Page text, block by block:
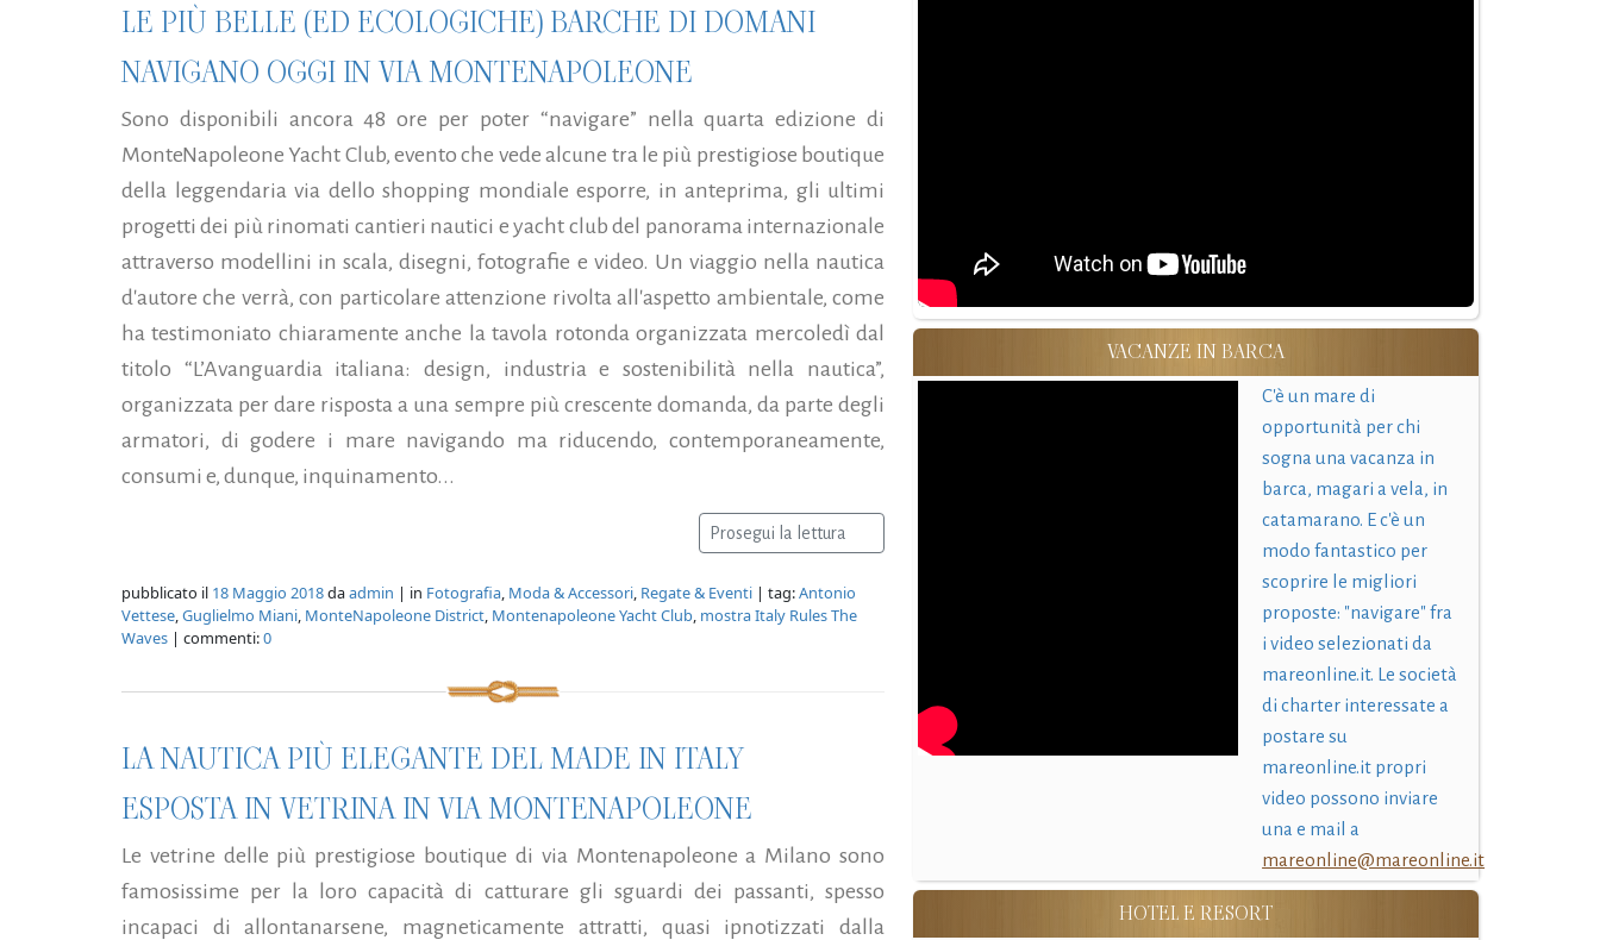
LE PIÙ BELLE (ED ECOLOGICHE) BARCHE DI DOMANI
NAVIGANO OGGI IN VIA MONTENAPOLEONE
Sono disponibili ancora 48 ore per poter “navigare” nella quarta edizione di
MonteNapoleone Yacht Club, evento che vede alcune tra le più prestigiose boutique
della leggendaria via dello shopping mondiale esporre, in anteprima, gli ultimi
progetti dei più rinomati cantieri nautici e yacht club del panorama internazionale
attraverso modellini in scala, disegni, fotografie e video. Un viaggio nella nautica
d'autore che verrà, con particolare attenzione rivolta all'aspetto ambientale, come
ha testimoniato chiaramente anche la tavola rotonda organizzata mercoledì dal
titolo “L’Avanguardia italiana: design, industria e sostenibilità nella nautica”,
organizzata per dare risposta a una sempre più crescente domanda, da parte degli
armatori, di godere i mare navigando ma riducendo, contemporaneamente,
consumi e, dunque, inquinamento...
Prosegui la lettura
pubblicato il 18 Maggio 2018daadmin | in Fotografia, Moda & Accessori, Regate & Eventi | tag:Antonio
Vettese,Guglielmo Miani, MonteNapoleone District, Montenapoleone Yacht Club, mostra Italy Rules The
Waves | commenti:0
LA NAUTICA PIÙ ELEGANTE DEL MADE IN ITALY
ESPOSTA IN VETRINA IN VIA MONTENAPOLEONE
Le vetrine delle più prestigiose boutique di via Montenapoleone a Milano sono
famosissime per la loro capacità di catturare gli sguardi dei passanti, spesso
incapaci di allontanarsene, magneticamente attratti, quasi ipnotizzati dalla
VACANZE IN BARCA
C'è un mare di
opportunità per chi
sogna una vacanza in
barca, magari a vela, in
catamarano. E c'è un
modo fantastico per
scoprire le migliori
proposte: "navigare" fra
i video selezionati da
mareonline.it. Le società
di charter interessate a
postare su
mareonline.it propri
video possono inviare
una e mail a
mareonline@mareonline.it
HOTEL E RESORT